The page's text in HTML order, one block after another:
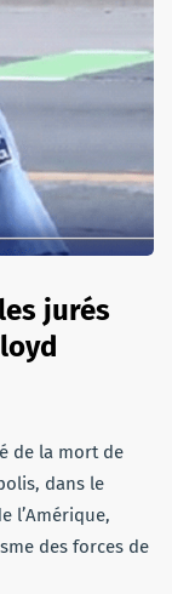
jurés
de la mort de
dans le
l’Amérique,
des forces de